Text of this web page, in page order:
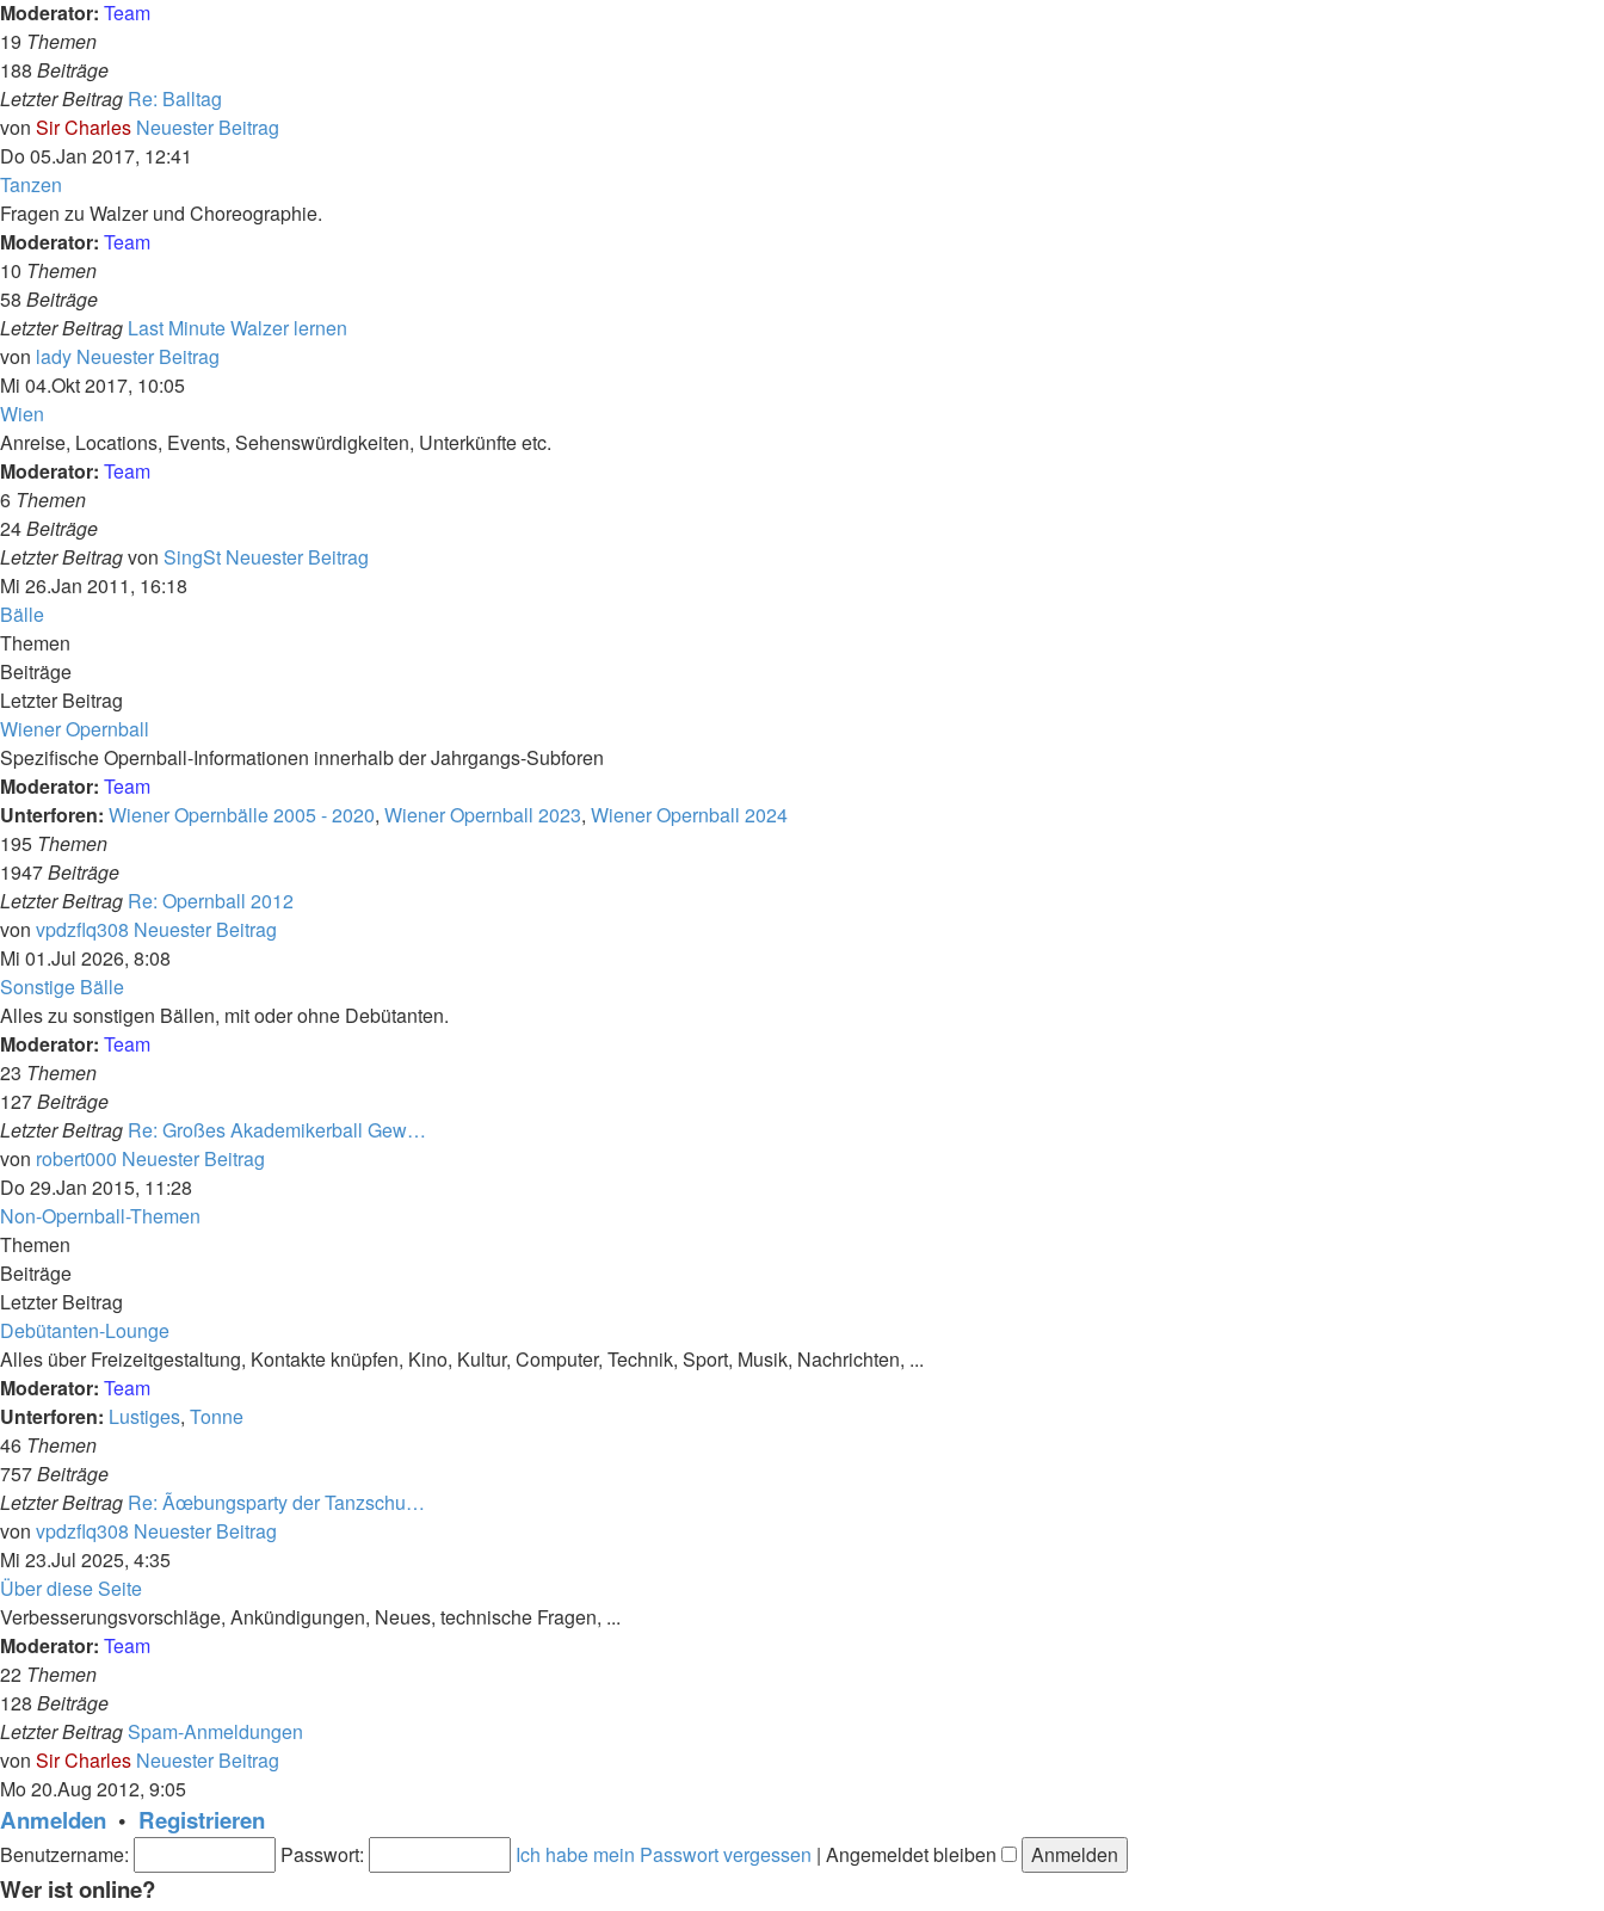
Moderator: Team
19 Themen
188 Beiträge
Letzter Beitrag Re: Balltag
von Sir Charles Neuester Beitrag
Do 05.Jan 2017, 12:41
Tanzen
Fragen zu Walzer und Choreographie.
Moderator: Team
10 Themen
58 Beiträge
Letzter Beitrag Last Minute Walzer lernen
von lady Neuester Beitrag
Mi 04.Okt 2017, 10:05
Wien
Anreise, Locations, Events, Sehenswürdigkeiten, Unterkünfte etc.
Moderator: Team
6 Themen
24Beiträge
Letzter Beitragvon SingSt Neuester Beitrag
Mi 26.Jan 2011, 16:18
Bälle
Themen
Beiträge
Letzter Beitrag
Wiener Opernball
Spezifische Opernball-Informationen innerhalb der Jahrgangs-Subforen
Moderator: Team
Unterforen: Wiener Opernbälle 2005 - 2020, Wiener Opernball 2023, Wiener Opernball 2024
195 Themen
1947Beiträge
Letzter Beitrag Re: Opernball 2012
von vpdzflq308 Neuester Beitrag
Mi 01.Jul 2026, 8:08
Sonstige Bälle
Alles zu sonstigen Bällen, mit oder ohne Debütanten.
Moderator: Team
23 Themen
127Beiträge
Letzter Beitrag Re: Großes Akademikerball Gew…
von robert000 Neuester Beitrag
Do 29.Jan 2015, 11:28
Non-Opernball-Themen
Themen
Beiträge
Letzter Beitrag
Debütanten-Lounge
Alles über Freizeitgestaltung, Kontakte knüpfen, Kino, Kultur, Computer, Technik, Sport, Musik, Nachrichten, ...
Moderator: Team
Unterforen: Lustiges, Tonne
46 Themen
757Beiträge
Letzter Beitrag Re: Ãœbungsparty der Tanzschu…
von vpdzflq308 Neuester Beitrag
Mi 23.Jul 2025, 4:35
Über diese Seite
Verbesserungsvorschläge, Ankündigungen, Neues, technische Fragen, ...
Moderator: Team
22 Themen
128 Beiträge
Letzter BeitragSpam-Anmeldungen
von Sir Charles Neuester Beitrag
Mo 20.Aug 2012, 9:05
Anmelden • Registrieren
Benutzername: Passwort: Ich habe mein Passwort vergessen | Angemeldet bleiben
Wer ist online?